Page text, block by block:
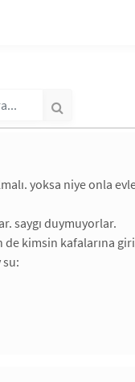
yoksa niye onla
saygı duymuyorlar.
de kimsin kafalarına
su: